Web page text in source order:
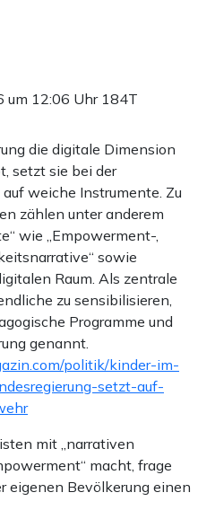
um 12:06 Uhr 184T
die digitale Dimension
setzt sie bei der
weiche Instrumente. Zu
zählen unter anderem
wie „Empowerment-,
sowie
Raum. Als zentrale
zu sensibilisieren,
Programme und
genannt.
politik/kinder-im-
setzt-auf-
mit „narrativen
macht, frage
eigenen Bevölkerung einen